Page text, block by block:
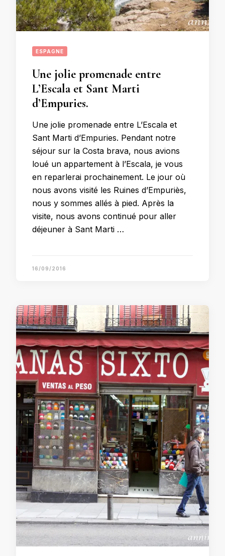
ESPAGNE
Une jolie promenade entre
L’Escala et Sant Marti
d’Empuries.
Une jolie promenade entre L’Escala et
Sant Marti d’Empuries. Pendant notre
séjour sur la Costa brava, nous avions
loué un appartement à l’Escala, je vous
en reparlerai prochainement. Le jour où
nous avons visité les Ruines d’Empuriès,
nous y sommes allés à pied. Après la
visite, nous avons continué pour aller
déjeuner à Sant Marti …
16/09/2016